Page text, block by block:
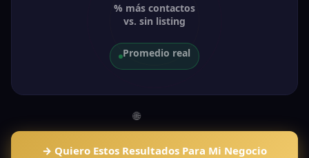
% más contactos
vs. sin listing
Promedio real
→ Quiero Estos Resultados Para Mi Negocio